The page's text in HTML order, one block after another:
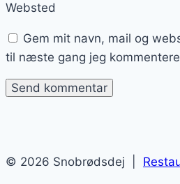
Websted
Gem mit navn, mail og
til næste gang jeg
© 2026 Snobrødsdej |